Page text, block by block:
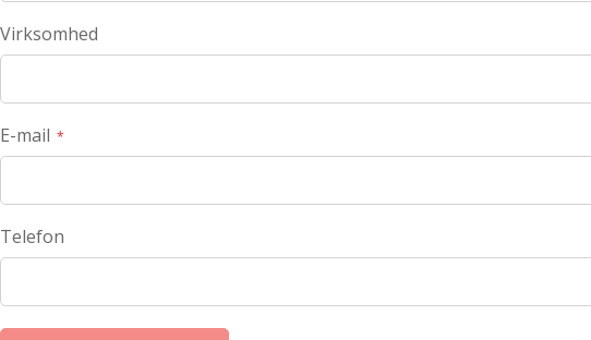
Virksomhed
E-mail
Telefon